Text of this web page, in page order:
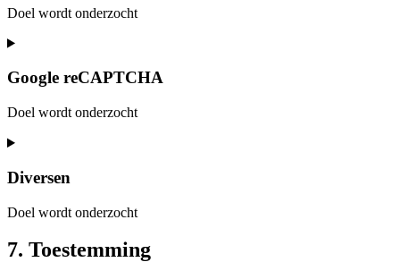
Doel wordt onderzocht
Consent
service
google-
fonts
Google reCAPTCHA
Doel wordt onderzocht
Consent
service
recaptcha
Diversen
Doel wordt onderzocht
Consent
to
7. Toestemming